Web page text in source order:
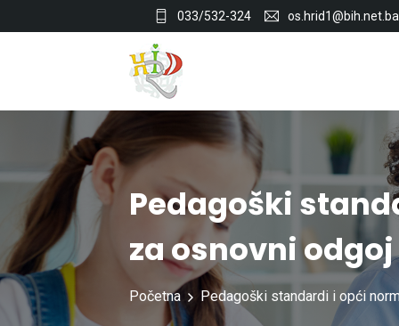
033/532-324 os.hrid1@bih.net.ba
Pedagoški
za osnovni
Početna Pedagoški standardi i opći